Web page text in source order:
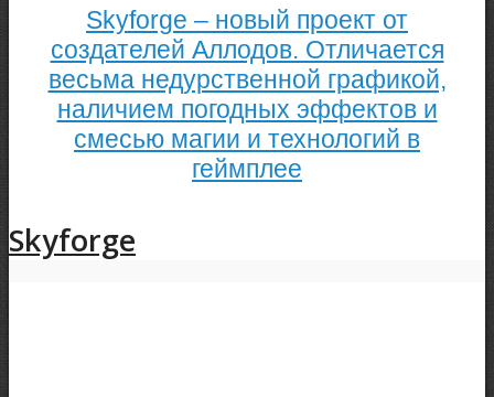
Skyforge – новый проект от
создателей Аллодов. Отличается
весьма недурственной графикой,
наличием погодных эффектов и
смесью магии и технологий в
геймплее
Skyforge